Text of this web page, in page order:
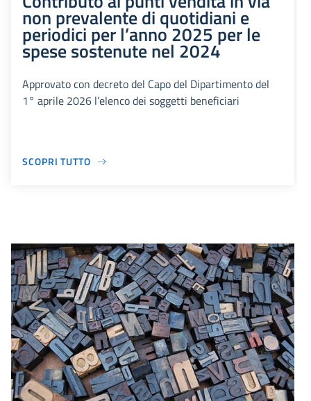
non prevalente di quotidiani e
periodici per l’anno 2025 per le
spese sostenute nel 2024
Approvato con decreto del Capo del Dipartimento del
1° aprile 2026 l’elenco dei soggetti beneficiari
SCOPRI TUTTO